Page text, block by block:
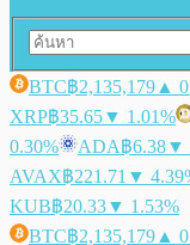
BTC฿2,135,179 ▲
XRP฿35.65▼ 1.01%
0.30%
ADA฿6.38▼
AVAX฿221.71 ▼
KUB฿20.33▼ 1.53%
BTC฿2,135,179 ▲